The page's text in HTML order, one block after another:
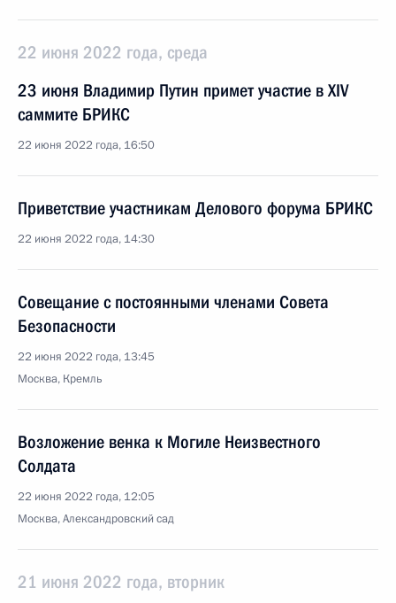
22 июня 2022 года, среда
23 июня Владимир Путин примет участие в XIV
саммите БРИКС
22 июня 2022 года, 16:50
Приветствие участникам Делового форума БРИКС
22 июня 2022 года, 14:30
Совещание с постоянными членами Совета
Безопасности
22 июня 2022 года, 13:45
Москва, Кремль
Возложение венка к Могиле Неизвестного
Солдата
22 июня 2022 года, 12:05
Москва, Александровский сад
21 июня 2022 года, вторник